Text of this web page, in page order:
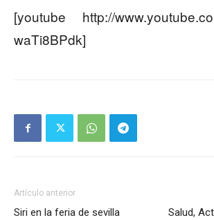
[youtube http://
waTi8BPdk]
Artículo anterior
Siri en la feria de sevilla
Salud,